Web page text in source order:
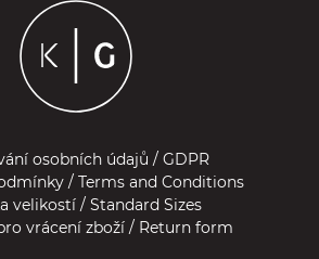
osobních údajů / GDPR
/ Terms and Conditions
velikostí / Standard Sizes
vrácení zboží / Return form